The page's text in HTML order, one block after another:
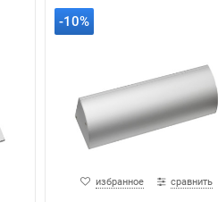
-10%
избранное сравнить